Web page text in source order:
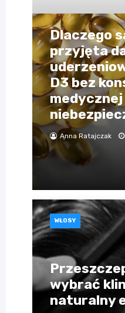
Dlaczego
przyjęta
D3 bez
Anna Ratajczak
WŁOSY
wybrać
naturalny